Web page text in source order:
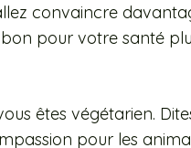
convaincre
bon pour votre santé
êtes végétarien.
pour les